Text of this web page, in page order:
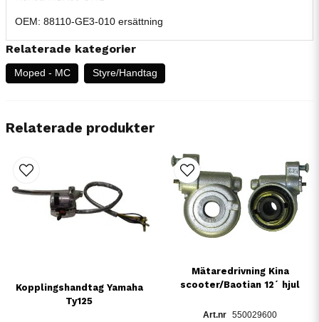
OEM: 88110-GE3-010 ersättning
Relaterade kategorier
Moped - MC Styre/Handtag
Relaterade produkter
Kopplingshandtag Yamaha
Ty125
Mätaredrivning Kina
scooter/Baotian 12´ hjul
550029600